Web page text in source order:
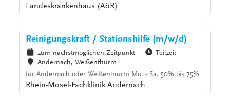
Landeskrankenhaus (AöR)
Reinigungskraft / Stationshilfe (m/w/d)
zum nächstmöglichen Zeitpunkt
Teilzeit
Andernach, Weißenthurm
für Andernach oder Weißenthurm Mo. - Sa. 50% bis 75%
Rhein-Mosel-Fachklinik Andernach